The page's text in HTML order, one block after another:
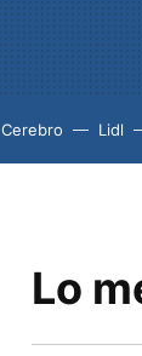
Cerebro Lidl
Lo